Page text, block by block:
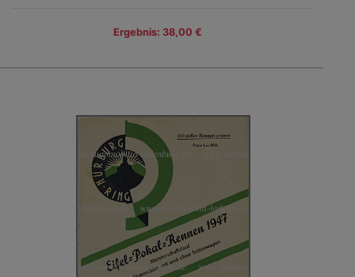
Ergebnis: 38,00 €